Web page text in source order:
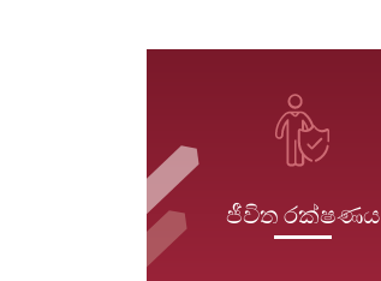
ජීවිත රක්ෂණය